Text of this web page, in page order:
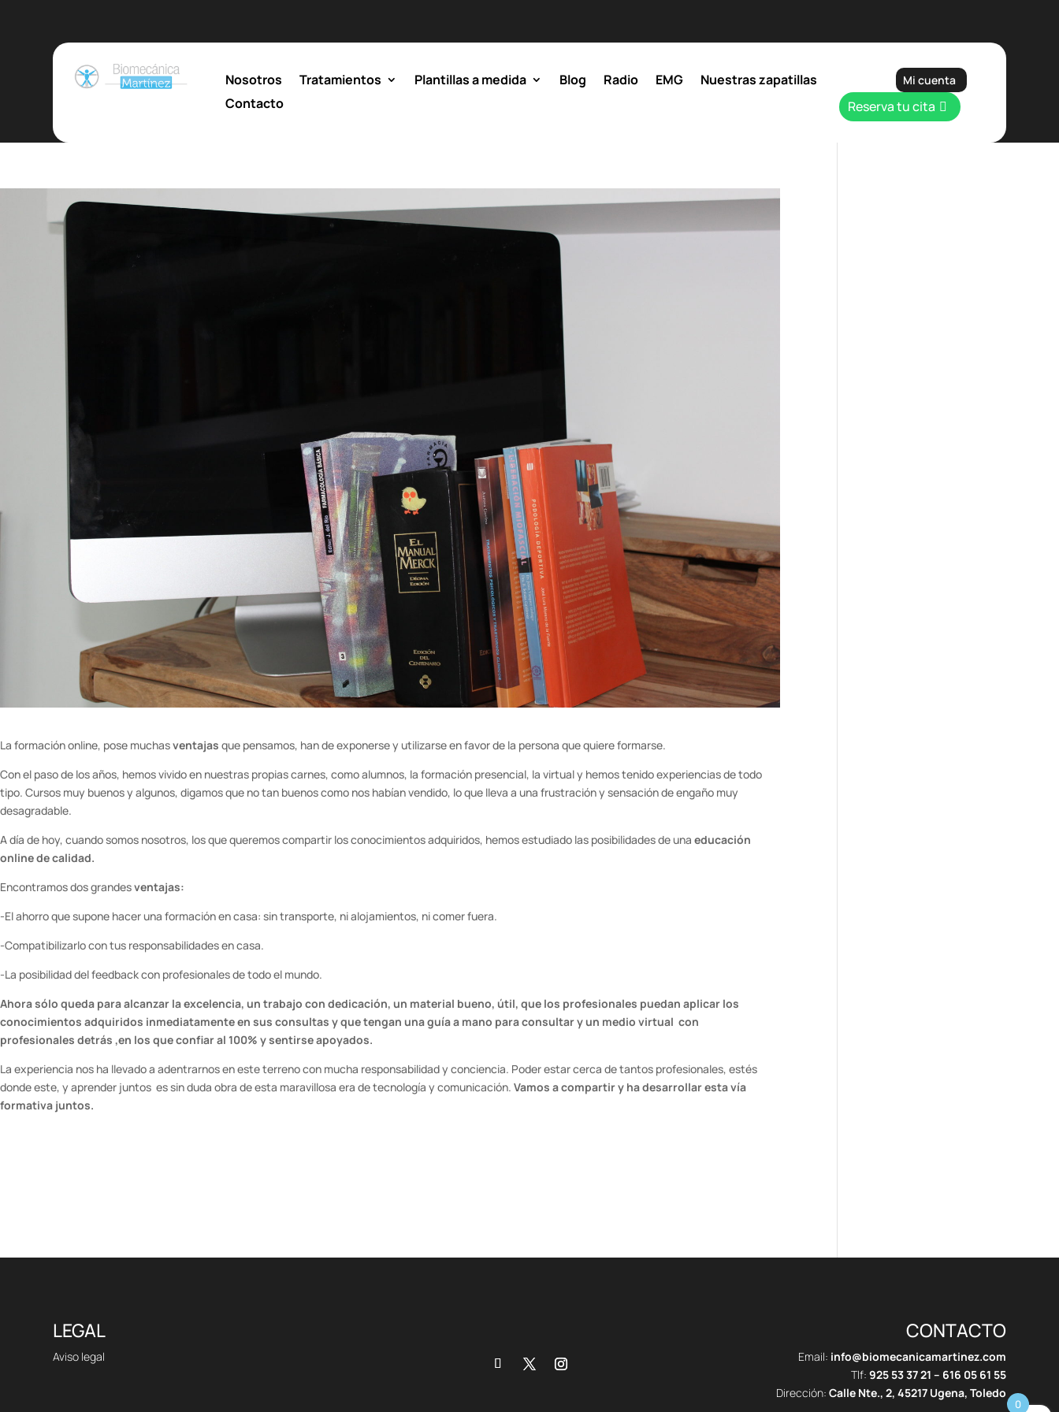
Nosotros Tratamientos Plantillas a medida Blog Radio EMG
Nuestras zapatillas
Contacto
Mi cuenta
Reserva tu cita
La formación online, pose muchasventajas que pensamos, han de exponerse y utilizarse en favor de la persona que quiere formarse.
Con el paso de los años, hemos vivido en nuestras propias carnes, como alumnos, la formación presencial, la virtual y hemos tenido experiencias de todo
tipo. Cursos muy buenos y algunos, digamos que no tan buenos como nos habían vendido, lo que lleva a una frustración y sensación de engaño muy
desagradable.
A día de hoy, cuando somos nosotros, los que queremos compartir los conocimientos adquiridos, hemos estudiado las posibilidades de una educación
online de calidad.
Encontramos dos grandesventajas:
-El ahorro que supone hacer una formación en casa: sin transporte, ni alojamientos, ni comer fuera.
-Compatibilizarlo con tus responsabilidades en casa.
-La posibilidad del feedback con profesionales de todo el mundo.
Ahora sólo queda para alcanzar la excelencia, un trabajo con dedicación, un material bueno, útil, que los profesionales puedan aplicar los
conocimientos adquiridos inmediatamente en sus consultas y que tengan una guía a mano para consultar y un medio virtual con
profesionales detrás ,en los que confiar al 100% y sentirse apoyados.
La experiencia nos ha llevado a adentrarnos en este terreno con mucha responsabilidad y conciencia. Poder estar cerca de tantos profesionales, estés
donde este, y aprender juntos es sin duda obra de esta maravillosa era de tecnología y comunicación. Vamos a compartir y ha desarrollar esta vía
formativa juntos.
LEGAL
Aviso legal
CONTACTO
Email: info@biomecanicamartinez.com
Tlf: 925 53 37 21 – 616 05 61 55
Dirección: Calle Nte., 2, 45217 Ugena, Toledo
0